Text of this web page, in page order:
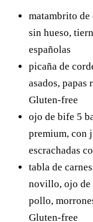
matambrito de
sin hueso,
españolas
picaña de
asados, papas
Gluten-free
ojo de bife 5
premium, con
escrachadas
tabla de
novillo, ojo de
pollo,
Gluten-free